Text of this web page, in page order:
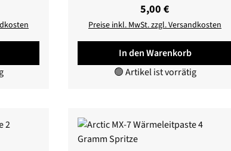
Regulärer Preis:
5,00 €
Preise inkl. MwSt. zzgl. Versandkosten
In den Warenkorb
🟢 Artikel ist vorrätig